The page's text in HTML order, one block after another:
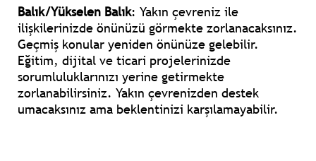
Balık/Yükselen Balık: Yakın çevreniz ile
ilişkilerinizde önünüzü görmekte zorlanacaksınız.
Geçmiş konular yeniden önünüze gelebilir.
Eğitim, dijital ve ticari projelerinizde
sorumluluklarınızı yerine getirmekte
zorlanabilirsiniz. Yakın çevrenizden destek
umacaksınız ama beklentinizi karşılamayabilir.